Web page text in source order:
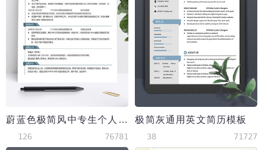
蔚蓝色极简风中专生个人简历模板
126 76781
极简灰通用英文简历模板
38 71727